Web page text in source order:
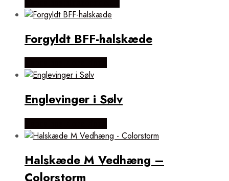
Forgyldt BFF-halskæde
Englevinger i Sølv
Halskæde M Vedhæng –
Colorstorm